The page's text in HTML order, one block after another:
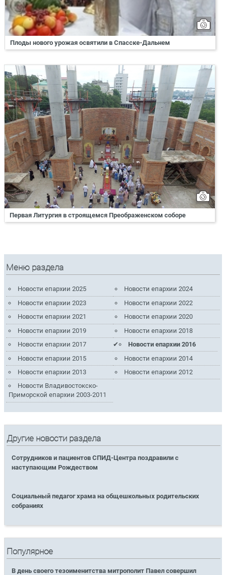
Плоды нового урожая освятили в Спасске-Дальнем
Первая Литургия в строящемся Преображенском соборе
Меню раздела
Новости епархии 2025
Новости епархии 2024
Новости епархии 2023
Новости епархии 2022
Новости епархии 2021
Новости епархии 2020
Новости епархии 2019
Новости епархии 2018
Новости епархии 2017
Новости епархии 2016
Новости епархии 2015
Новости епархии 2014
Новости епархии 2013
Новости епархии 2012
Новости Владивостокско-
Приморской епархии 2003-2011
Другие новости раздела
Сотрудников и пациентов СПИД-Центра поздравили с
наступающим Рождеством
Социальный педагог храма на общешкольных родительских
собраниях
Популярное
В день своего тезоименитства митрополит Павел совершил